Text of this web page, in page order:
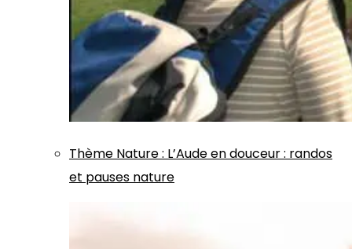
Thème Nature: L’Aude en douceur : randos
et pauses nature